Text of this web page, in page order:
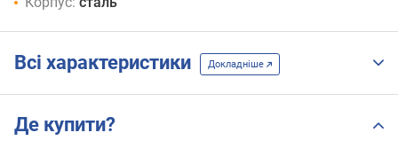
Всі характеристики Докладніше
Де купити?